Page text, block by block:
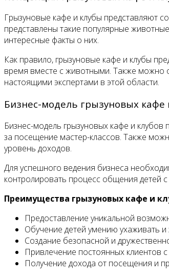
Грызуновые кафе и клубы представляют
представлены такие популярные
интересные факты о них.
Как правило, грызуновые кафе и клубы
время вместе с животными. Также можно
настоящими экспертами в этой области.
Бизнес-модель грызуновых кафе
Бизнес-модель грызуновых кафе и
за посещение мастер-классов. Также
уровень доходов.
Для успешного ведения бизнеса
контролировать процесс общения детей
Преимущества грызуновых кафе и
Предоставление уникальной
Обучение детей умению ухаживать
Создание безопасной и
Привлечение постоянных
Получение дохода от посещения и